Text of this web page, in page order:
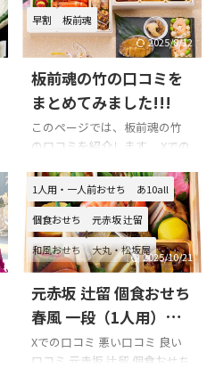
早割
板前魂
2025/8/12
板前魂の竹の口コミを
まとめてみました!!!
このページでは、板前魂の竹
の口コミを紹介します。 Xでの
板前魂の竹を購入の際の参考
に是非どうぞ!!! 板前魂の竹のX
での口コミ 板前魂の竹の悪い
口コミ 味が薄く美味しくなか
った パサパサ感があり、特に
練り物、魚?が酷かった 食材も
小さく少なくボリューム感も
寂しかった お節が届かない 味
は言えません 板前魂の竹の良
1人用・一人前おせち あ10all
個食おせち 元赤坂 辻留
和風おせち 大丸・松坂屋2025/10/21
元赤坂 辻留 個食おせち
春風 一段（1人用）の
口コミをまとめてみま
した!!!
Xでの口コミ 悪い口コミ 良い
口コミ 元赤坂 辻留 個食おせち